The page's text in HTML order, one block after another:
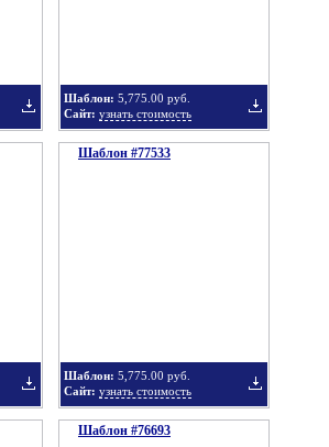
Шаблон: 5,775.00 руб.
Сайт: узнать стоимость
Шаблон #77533
Шаблон: 5,775.00 руб.
Сайт: узнать стоимость
Шаблон #76693